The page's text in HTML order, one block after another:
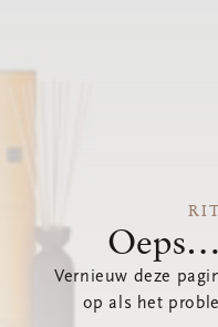
Vernieuw deze
op als het